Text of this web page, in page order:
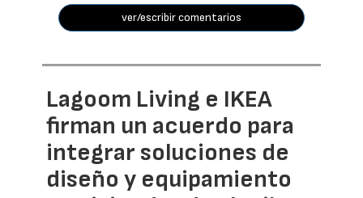
ver/escribir comentarios
Lagoom Living e IKEA
firman un acuerdo para
integrar soluciones de
diseño y equipamiento